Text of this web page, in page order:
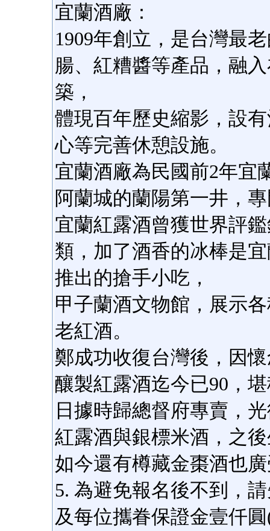
宜蘭酒廠：
1909年創立，是台灣最
腸、紅糟醬等產品，融
築，
體現百年歷史縮影，設
心等完善休憩設施。
宜蘭酒廠為民國前2年宜
阿蘭城的蘭陽第一井，
宜蘭紅露酒曾獲世界評
類，加了酒香的冰棒是
推出的搶手小吃，
甲子蘭酒文物館，展示
老紅酒。
鄭成功收復台灣後，因
釀製紅露酒迄今已90，
日據時歸總督府專賣，
紅露酒與銀標米酒，之
如今還有樽藏金棗酒也
5. 為避免報名後不到，
及每位攜眷保證金壹仟